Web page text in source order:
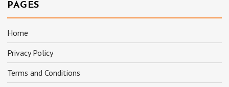
PAGES
Home
Privacy Policy
Terms and Conditions